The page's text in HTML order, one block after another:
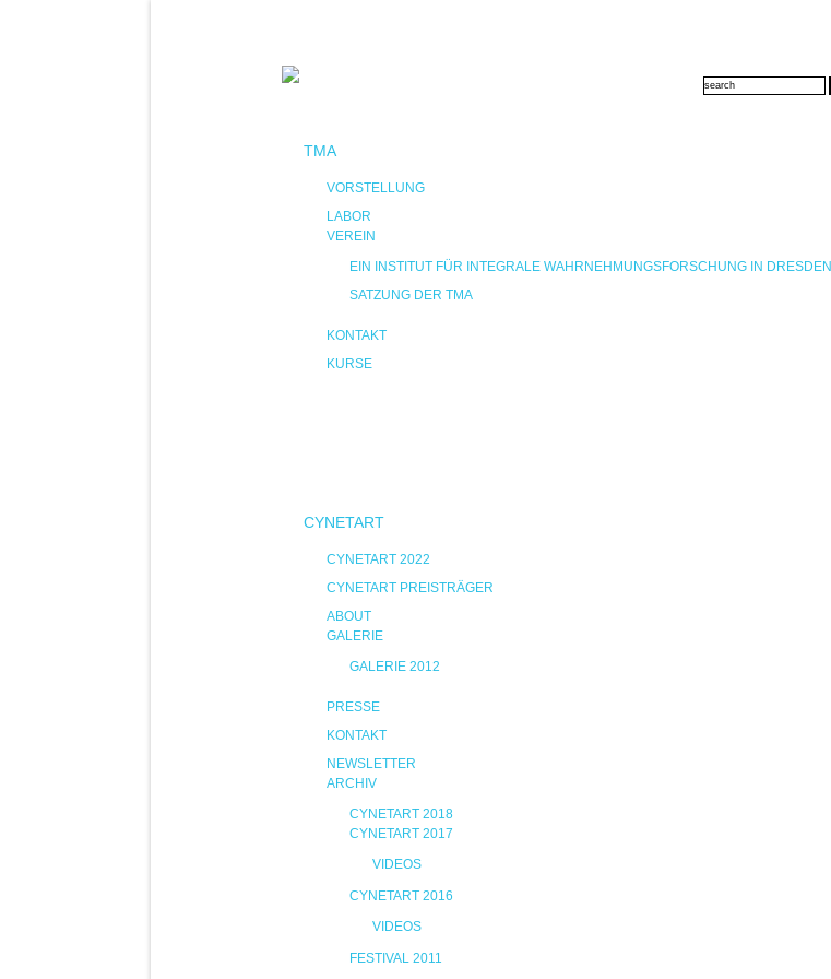
TMA
VORSTELLUNG
LABOR
VEREIN
EIN INSTITUT FÜR INTEGRALE WAHRNEHMUNGSFORSCHUNG IN DRESDEN
SATZUNG DER TMA
KONTAKT
KURSE
CYNETART
CYNETART 2022
CYNETART PREISTRÄGER
ABOUT
GALERIE
GALERIE 2012
PRESSE
KONTAKT
NEWSLETTER
ARCHIV
CYNETART 2018
CYNETART 2017
VIDEOS
CYNETART 2016
VIDEOS
FESTIVAL 2011